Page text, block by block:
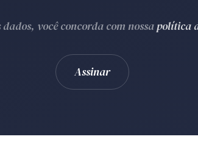
você concorda com nossapolítica